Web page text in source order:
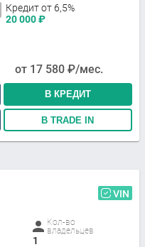
Кредит от 6,5%
20 000₽
от 17 580 ₽/мес.
В КРЕДИТ
В TRADE IN
VIN
Кол-во
владельцев
1